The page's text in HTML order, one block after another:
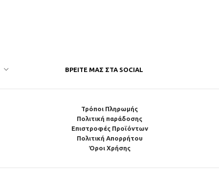
ΒΡΕΊΤΕ ΜΑΣ ΣΤΑ SOCIAL
Τρόποι Πληρωμής
Πολιτική παράδοσης
Επιστροφές Προϊόντων
Πολιτική Απορρήτου
Όροι Χρήσης